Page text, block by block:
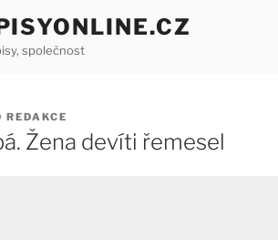
společnost
REDAKCE
Žena devíti řemesel